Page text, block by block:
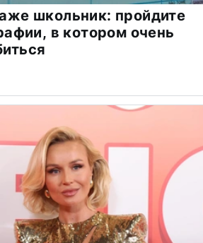
школьник: пройдите
в котором очень